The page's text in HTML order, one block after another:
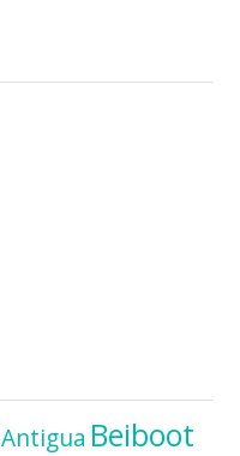
Antigua Beiboot